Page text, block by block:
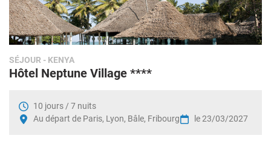
SÉJOUR - KENYA
Hôtel Neptune Village ****
10 jours / 7 nuits
Au départ de Paris, Lyon, Bâle, Fribourg
le 23/03/2027